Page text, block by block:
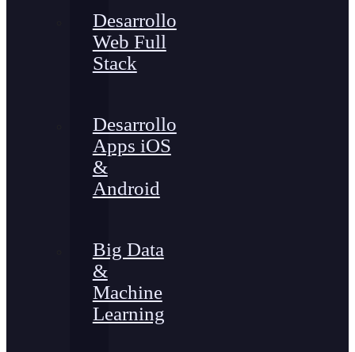
Desarrollo
Web Full
Stack
Desarrollo
Apps iOS
&
Android
Big Data
&
Machine
Learning